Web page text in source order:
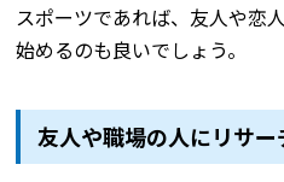
スポーツであれば、友人や恋
始めるのも良いでしょう。
友人や職場の人にリサ